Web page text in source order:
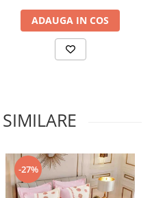
ADAUGA IN COS
-27%